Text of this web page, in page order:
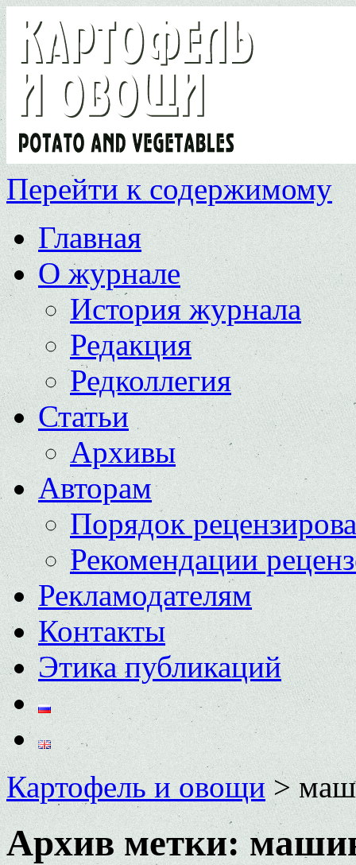
Перейти к содержимому
Главная
О журнале
История журнала
Редакция
Редколлегия
Статьи
Архивы
Авторам
Порядок
Рекомендации
Рекламодателям
Контакты
Этика публикаций
Картофель и овощи>
Архив метки: